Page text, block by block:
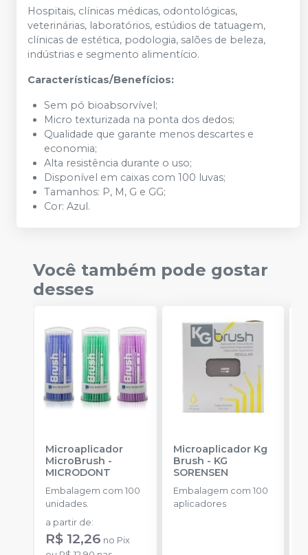
Hospitais, clínicas médicas, odontológicas,
veterinárias, laboratórios, estúdios de tatuagem,
clínicas de estética, podologia, salões de beleza,
indústrias e segmento alimentício.
Características/Benefícios:
Sem pó bioabsorvível;
Micro texturizada na ponta dos dedos;
Qualidade que garante menos descartes e
economia;
Alta resistência durante o uso;
Disponível em caixas com 100 luvas;
Tamanhos: P, M, G e GG;
Cor: Azul.
Você também pode gostar
desses
Microaplicador
MicroBrush -
MICRODONT
Embalagem com 100
unidades.
a partir de:
R$ 12,26 no Pix
Microaplicador Kg
Brush - KG
SORENSEN
Embalagem com 100
aplicadores